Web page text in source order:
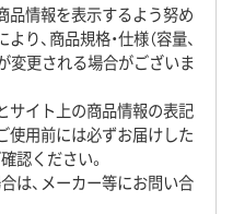
品情報を表示するよう努め
り、商品規格・仕様（容量、
変更される場合がございま
サイト上の商品情報の表記
使用前には必ずお届けした
認ください。
は、メーカー等にお問い合